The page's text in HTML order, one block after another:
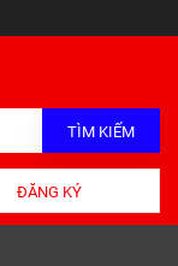
TÌM KIẾM
ĐĂNG KÝ